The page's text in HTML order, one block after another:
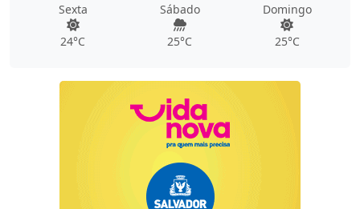
Sexta
24°C
Sábado
25°C
Domingo
25°C